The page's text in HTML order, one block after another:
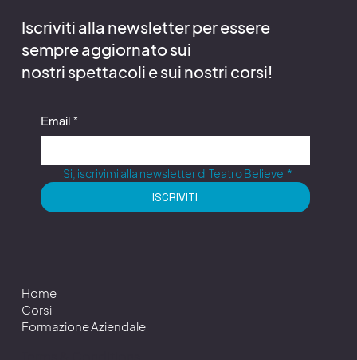
Iscriviti alla newsletter per essere
sempre aggiornato sui
nostri spettacoli e sui nostri corsi!
Email *
Si, iscrivimi alla newsletter di Teatro Believe *
ISCRIVITI
Home
Corsi
Formazione Aziendale